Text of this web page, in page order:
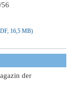
16,5 MB)
der